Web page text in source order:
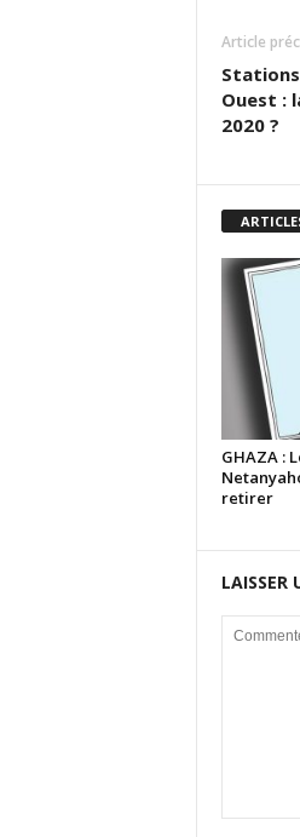
Article
Ouest :
2020 ?
GHAZA :
retirer
LAISSER